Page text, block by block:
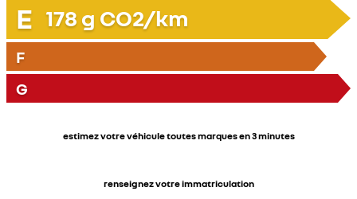
E 178 g CO2/km
F
G
estimez votre véhicule toutes marques en 3 minutes
renseignez votre immatriculation